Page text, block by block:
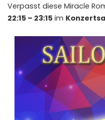
Verpasst diese Miracle
22:15 – 23:15 im